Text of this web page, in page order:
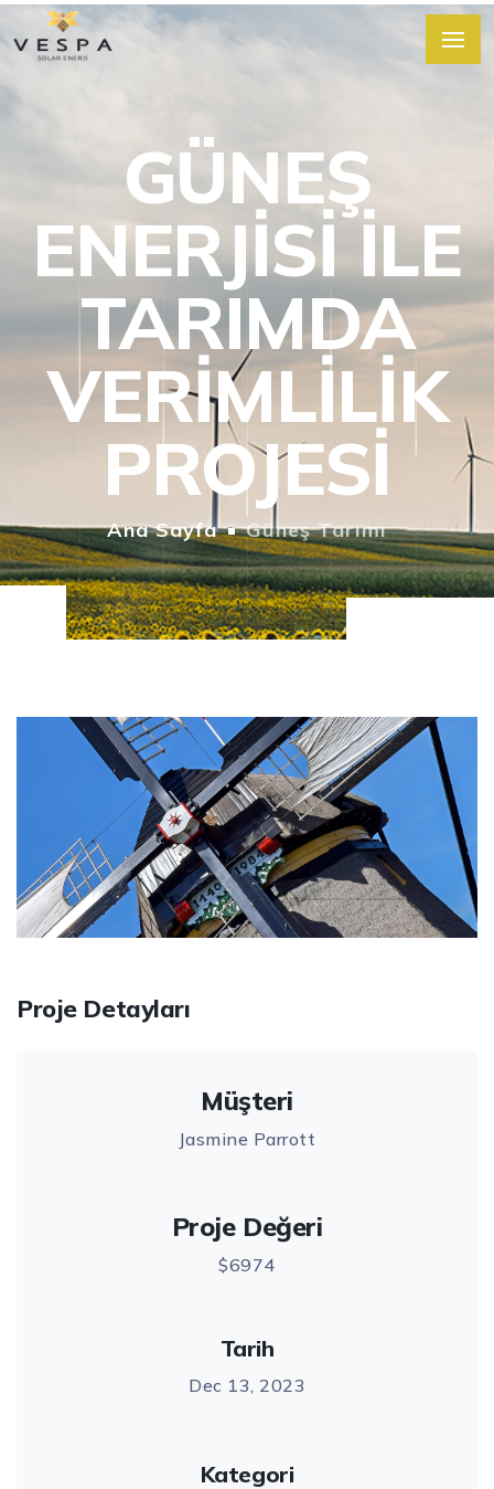
GÜNEŞ
ENERJISI ILE
TARIMDA
VERIMLILIK
PROJESI
Ana Sayfa Güneş Tarımı
Proje Detayları
Müşteri
Jasmine Parrott
Proje Değeri
$6974
Tarih
Dec 13, 2023
Kategori